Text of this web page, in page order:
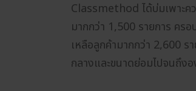
Classmethod ได้บ่มเพาะค
มากกว่า 1,500 รายการ คร
เหลือลูกค้ามากกว่า 2,600
กลางและขนาดย่อมไปจนถึง